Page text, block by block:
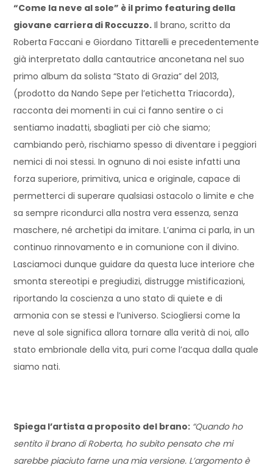
“Come la neve al sole” è il primo featuring della
giovane carriera di Roccuzzo. Il brano, scritto da
Roberta Faccani e Giordano Tittarelli e precedentemente
già interpretato dalla cantautrice anconetana nel suo
primo album da solista “Stato di Grazia” del 2013,
(prodotto da Nando Sepe per l’etichetta Triacorda),
racconta dei momenti in cui ci fanno sentire o ci
sentiamo inadatti, sbagliati per ciò che siamo;
cambiando però, rischiamo spesso di diventare i peggiori
nemici di noi stessi. In ognuno di noi esiste infatti una
forza superiore, primitiva, unica e originale, capace di
permetterci di superare qualsiasi ostacolo o limite e che
sa sempre ricondurci alla nostra vera essenza, senza
maschere, né archetipi da imitare. L’anima ci parla, in un
continuo rinnovamento e in comunione con il divino.
Lasciamoci dunque guidare da questa luce interiore che
smonta stereotipi e pregiudizi, distrugge mistificazioni,
riportando la coscienza a uno stato di quiete e di
armonia con se stessi e l’universo. Sciogliersi come la
neve al sole significa allora tornare alla verità di noi, allo
stato embrionale della vita, puri come l’acqua dalla quale
siamo nati.
Spiega l’artista a proposito del brano: “Quando ho
sentito il brano di Roberta, ho subito pensato che mi
sarebbe piaciuto farne una mia versione. L’argomento è